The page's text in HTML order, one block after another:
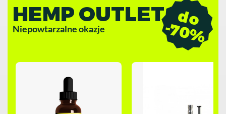
HEMP OUTLET
Niepowtarzalne okazje
d
o
-
7
0
%